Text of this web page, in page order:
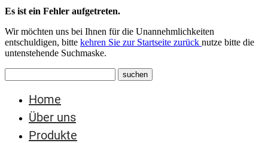
Es ist ein Fehler aufgetreten.
Wir möchten uns bei Ihnen für die Unannehmlichkeiten
entschuldigen, bitte kehren Sie zur Startseite zurück nutze bitte die
untenstehende Suchmaske.
Home
Über uns
Produkte